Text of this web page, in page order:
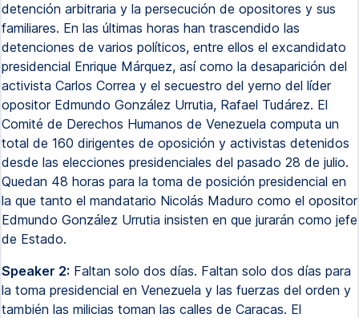
detención arbitraria y la persecución de opositores y sus
familiares. En las últimas horas han trascendido las
detenciones de varios políticos, entre ellos el excandidato
presidencial Enrique Márquez, así como la desaparición del
activista Carlos Correa y el secuestro del yerno del líder
opositor Edmundo González Urrutia, Rafael Tudárez. El
Comité de Derechos Humanos de Venezuela computa un
total de 160 dirigentes de oposición y activistas detenidos
desde las elecciones presidenciales del pasado 28 de julio.
Quedan 48 horas para la toma de posición presidencial en
la que tanto el mandatario Nicolás Maduro como el opositor
Edmundo González Urrutia insisten en que jurarán como jefe
de Estado.
Speaker 2: Faltan solo dos días. Faltan solo dos días para
la toma presidencial en Venezuela y las fuerzas del orden y
también las milicias toman las calles de Caracas. El